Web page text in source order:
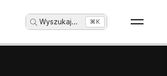
Wyszukaj... ⌘K